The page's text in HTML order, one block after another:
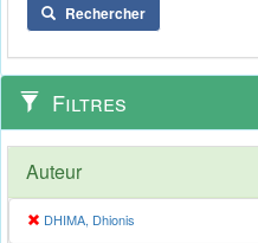
Rechercher
Filtres
Auteur
DHIMA, Dhionis